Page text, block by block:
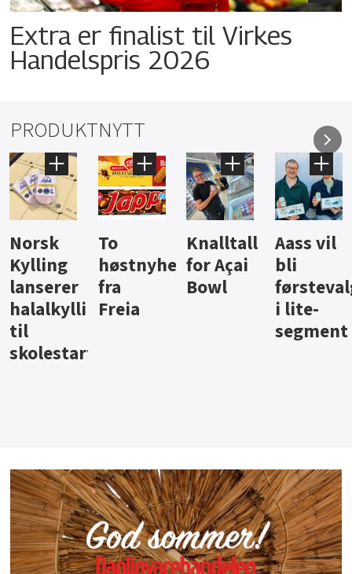
Extra er finalist til Virkes
Handelspris 2026
PRODUKTNYTT
Knalltall
for Açai
Bowl
Aass vil
bli
førstevalg
i lite-
Brus og
jus fra
Berentsen
Hard
iste fra
Hansa